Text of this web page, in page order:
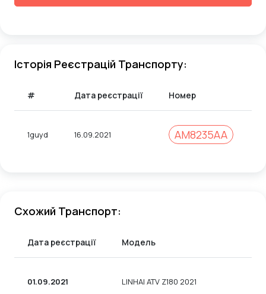
Історія Реєстрацій Транспорту:
# Дата реєстрації Номер
1guyd 16.09.2021 AM8235AA
Схожий Транспорт:
Дата реєстрації Модель
01.09.2021 LINHAI ATV Z180 2021